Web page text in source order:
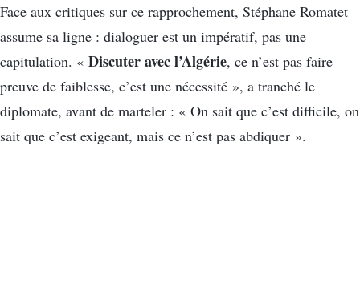
Face aux critiques sur ce rapprochement, Stéphane Romatet
assume sa ligne : dialoguer est un impératif, pas une
capitulation. « Discuter avec l’Algérie, ce n’est pas faire
preuve de faiblesse, c’est une nécessité », a tranché le
diplomate, avant de marteler : « On sait que c’est difficile, on
sait que c’est exigeant, mais ce n’est pas abdiquer ».